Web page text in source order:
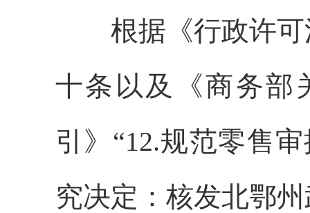
根据《行政许
十条以及《商务部
引》“12.规范零售
究决定：核发北鄂